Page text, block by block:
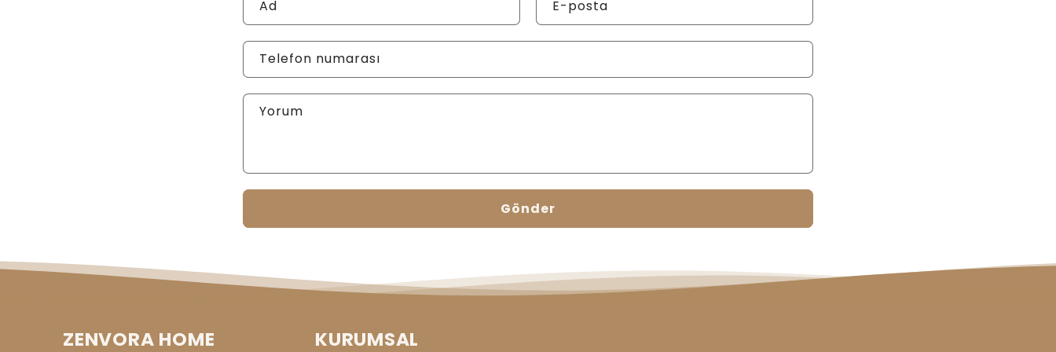
Ad E-posta
Telefon numarası
Yorum
Gönder
ZENVORA HOME KURUMSAL